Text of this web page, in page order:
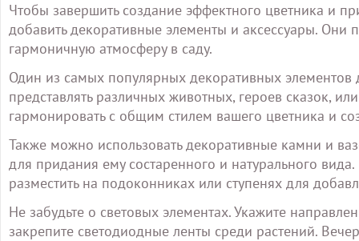
Чтобы завершить создание эффектного цветника и
добавить декоративные элементы и аксессуары. Они
гармоничную атмосферу в саду.
Один из самых популярных декоративных элементов
представлять различных животных, героев сказок,
гармонировать с общим стилем вашего цветника и
Также можно использовать декоративные камни и
для придания ему состаренного и натурального
разместить на подоконниках или ступенях для
Не забудьте о световых элементах. Укажите
закрепите светодиодные ленты среди растений.